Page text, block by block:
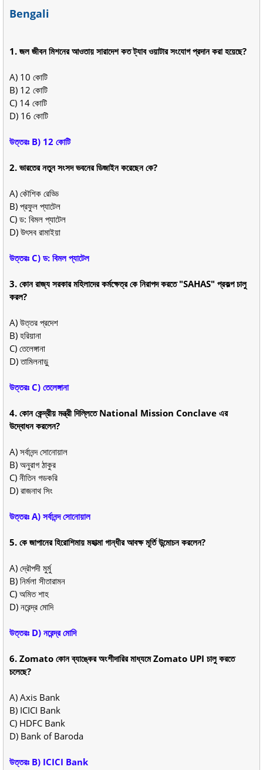
Bengali
1. জল জীবন মিশনের আওতায় সারাদেশ কত ট্যাব ওয়াটার সংযোগ প্রদান করা হয়েছে?
A) 10 কোটি
B) 12 কোটি
C) 14 কোটি
D) 16 কোটি
উত্তরঃ B) 12 কোটি
2. ভারতের নতুন সংসদ ভবনের ডিজাইন করেছেন কে?
A) কৌশিক রেড্ডি
B) প্রফুল প্যাটেল
C) ড: বিমল প্যাটেল
D) উৎসব রামাইয়া
উত্তরঃ C) ড: বিমল প্যাটেল
3. কোন রাজ্য সরকার মহিলাদের কর্মক্ষেত্র কে নিরাপদ করতে "SAHAS" প্রকল্প চালু
করল?
A) উত্তর প্রদেশ
B) হরিয়ানা
C) তেলেঙ্গানা
D) তামিলনাড়ু
উত্তরঃ C) তেলেঙ্গানা
4. কোন কেন্দ্রীয় মন্ত্রী দিল্লিতে National Mission Conclave এর
উদ্বোধন করলেন?
A) সর্বানন্দ সোনোয়াল
B) অনুরাগ ঠাকুর
C) নীতিন গডকরি
D) রাজনাথ সিং
উত্তরঃ A) সর্বানন্দ সোনোয়াল
5. কে জাপানের হিরোশিমায় মহাত্মা গান্ধীর আবক্ষ মূর্তি উন্মোচন করলেন?
A) দ্রৌপদী মুর্মু
B) নির্মলা সীতারামন
C) অমিত শাহ
D) নরেন্দ্র মোদি
উত্তরঃ D) নরেন্দ্র মোদি
6. Zomato কোন ব্যাঙ্কের অংশীদারির মাধ্যমে Zomato UPI চালু করতে
চলেছে?
A) Axis Bank
B) ICICI Bank
C) HDFC Bank
D) Bank of Baroda
উত্তরঃ B) ICICI Bank